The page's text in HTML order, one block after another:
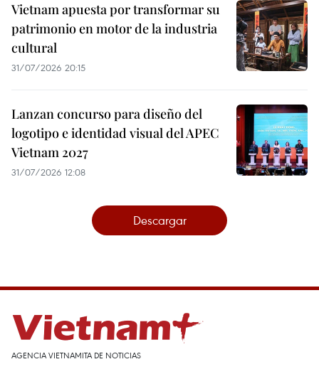
Vietnam apuesta por transformar su
patrimonio en motor de la industria
cultural
31/07/2026 20:15
Lanzan concurso para diseño del
logotipo e identidad visual del APEC
Vietnam 2027
31/07/2026 12:08
Descargar
AGENCIA VIETNAMITA DE NOTICIAS